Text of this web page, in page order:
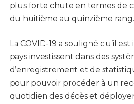
plus forte chute en termes de
du huitième au quinzième rang.
La COVID-19 a souligné qu’il
pays investissent dans des
d’enregistrement et de
pour pouvoir procéder à un
quotidien des décès et